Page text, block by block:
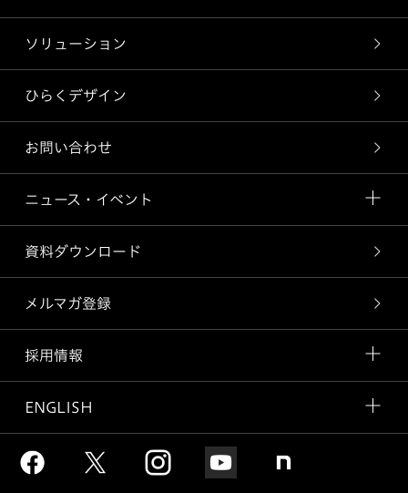
ソリューション
ひらくデザイン
お問い合わせ
ニュース・イベント
資料ダウンロード
メルマガ登録
採用情報
ENGLISH